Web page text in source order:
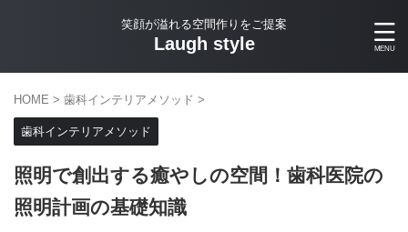
笑顔が溢れる空間作りをご提案
Laugh style
HOME > 歯科インテリアメソッド >
歯科インテリアメソッド
照明で創出する癒やしの空間！歯科医院の
照明計画の基礎知識